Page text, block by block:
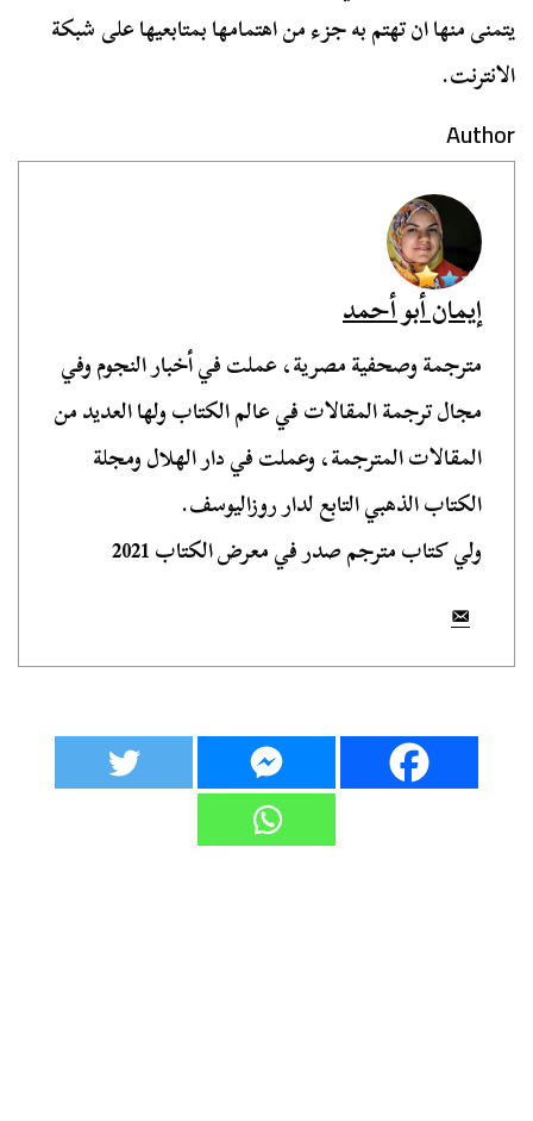
يتمنى منها ان تهتم به جزء من اهتمامها بمتابعيها على شبكة
الانترنت.
Author
إيمان أبو أحمد
مترجمة وصحفية مصرية، عملت في أخبار النجوم وفي
مجال ترجمة المقالات في عالم الكتاب ولها العديد من
المقالات المترجمة، وعملت في دار الهلال ومجلة
الكتاب الذهبي التابع لدار روزاليوسف.
ولي كتاب مترجم صدر في معرض الكتاب 2021